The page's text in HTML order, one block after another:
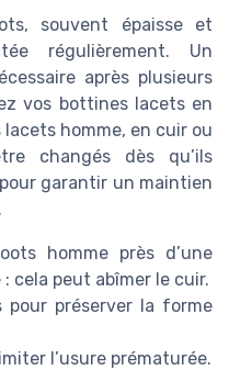
souvent épaisse et
régulièrement. Un
après plusieurs
vos bottines lacets en
homme, en cuir ou
changés dès qu’ils
garantir un maintien
homme près d’une
cela peut abîmer le cuir.
pour préserver la forme
l’usure prématurée.